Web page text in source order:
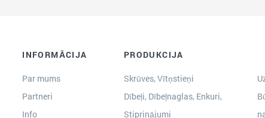
INFORMĀCIJA
Par mums
Partneri
Info
PRODUKCIJA
Skrūves, Vītņstieņi
Dībeļi, Dībeļnaglas, Enkuri,
Stiprinājumi